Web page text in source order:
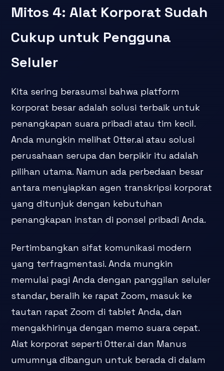
Mitos 4: Alat Korporat Sudah
Cukup untuk Pengguna
Seluler
Kita sering berasumsi bahwa platform
korporat besar adalah solusi terbaik untuk
penangkapan suara pribadi atau tim kecil.
Anda mungkin melihat Otter.ai atau solusi
perusahaan serupa dan berpikir itu adalah
pilihan utama. Namun ada perbedaan besar
antara menyiapkan agen transkripsi korporat
yang ditunjuk dengan kebutuhan
penangkapan instan di ponsel pribadi Anda.
Pertimbangkan sifat komunikasi modern
yang terfragmentasi. Anda mungkin
memulai pagi Anda dengan panggilan seluler
standar, beralih ke rapat Zoom, masuk ke
tautan rapat Zoom di tablet Anda, dan
mengakhirinya dengan memo suara cepat.
Alat korporat seperti Otter.ai dan Manus
umumnya dibangun untuk berada di dalam